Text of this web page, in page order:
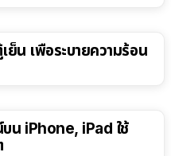
ย็น เพื่อระบายความร้อน
น iPhone, iPad ใช้